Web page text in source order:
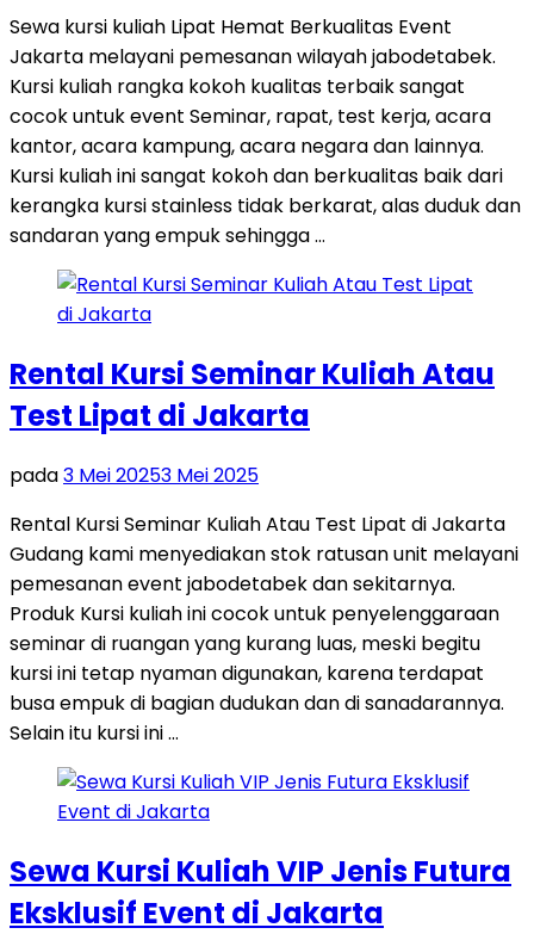
Sewa kursi kuliah Lipat Hemat Berkualitas Event
Jakarta melayani pemesanan wilayah jabodetabek.
Kursi kuliah rangka kokoh kualitas terbaik sangat
cocok untuk event Seminar, rapat, test kerja, acara
kantor, acara kampung, acara negara dan lainnya.
Kursi kuliah ini sangat kokoh dan berkualitas baik dari
kerangka kursi stainless tidak berkarat, alas duduk dan
sandaran yang empuk sehingga …
Rental Kursi Seminar Kuliah Atau
Test Lipat di Jakarta
pada3 Mei 20253 Mei 2025
Rental Kursi Seminar Kuliah Atau Test Lipat di Jakarta
Gudang kami menyediakan stok ratusan unit melayani
pemesanan event jabodetabek dan sekitarnya.
Produk Kursi kuliah ini cocok untuk penyelenggaraan
seminar di ruangan yang kurang luas, meski begitu
kursi ini tetap nyaman digunakan, karena terdapat
busa empuk di bagian dudukan dan di sanadarannya.
Selain itu kursi ini …
Sewa Kursi Kuliah VIP Jenis Futura
Eksklusif Event di Jakarta